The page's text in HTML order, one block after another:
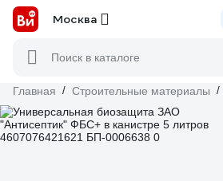
Москва
Поиск в каталоге
Главная / Строительные материалы /